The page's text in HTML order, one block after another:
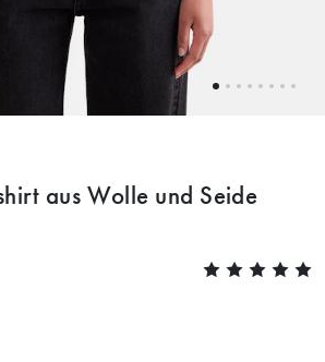
aus Wolle und Seide